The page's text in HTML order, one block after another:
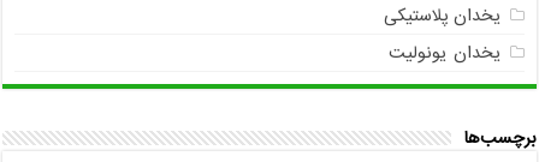
یخدان پلاستیکی
یخدان یونولیت
برچسب‌ها